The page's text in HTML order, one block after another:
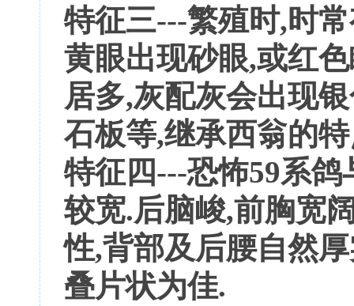
特征三---繁殖时,时
黄眼出现砂眼,或红
居多,灰配灰会出现
石板等,继承西翁的
特征四---恐怖59系
较宽.后脑峻,前胸宽
性,背部及后腰自然
叠片状为佳.